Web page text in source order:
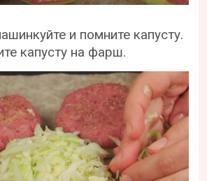
и помните капусту.
капусту на фарш.